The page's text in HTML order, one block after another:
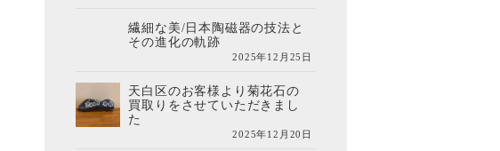
繊細な美/日本陶磁器の技法と
その進化の軌跡
2025年12月25日
天白区のお客様より菊花石の
買取りをさせていただきまし
た
2025年12月20日